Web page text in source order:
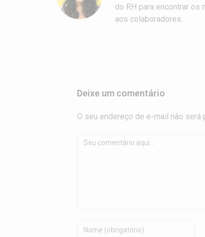
do RH para encontrar
aos colaboradores.
Deixe um comentário
O seu endereço de e-mail não